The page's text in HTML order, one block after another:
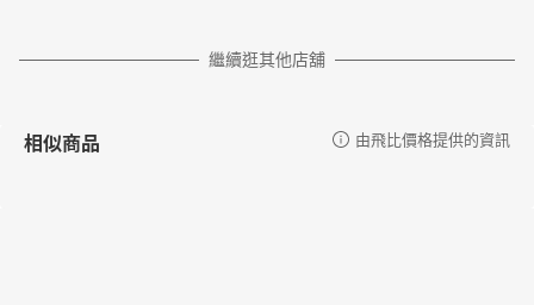
繼續逛其他店舖
相似商品 由飛比價格提供的資訊